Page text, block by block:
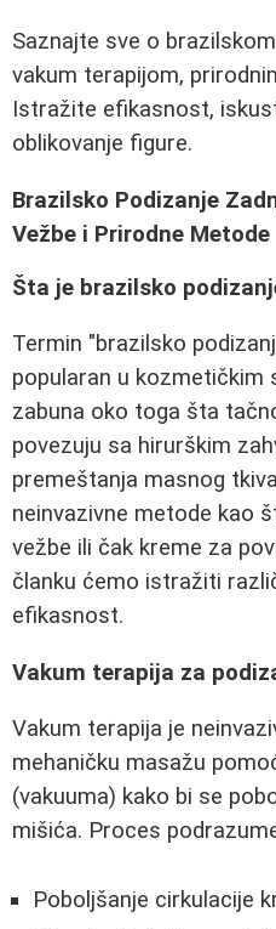
Saznajte sve o
vakum terapijom,
Istražite efikasnost,
oblikovanje figure.
Brazilsko Podizanje
Vežbe i Prirodne Metode
Šta je brazilsko
Termin "brazilsko
popularan u kozmetičkim
zabuna oko toga šta
povezuju sa hirurškim
premeštanja masnog
neinvazivne metode kao
vežbe ili čak kreme za
članku ćemo istražiti
efikasnost.
Vakum terapija za
Vakum terapija je
mehaničku masažu
(vakuuma) kako bi se
mišića. Proces
Poboljšanje cirkulacije